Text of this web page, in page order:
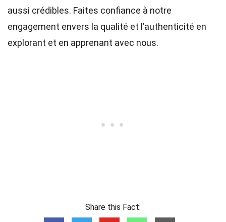
aussi crédibles. Faites confiance à notre
engagement envers la qualité et l’authenticité en
explorant et en apprenant avec nous.
Share this Fact: